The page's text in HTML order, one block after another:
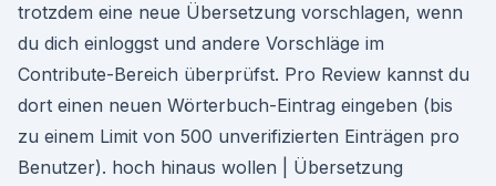
trotzdem eine neue Übersetzung vorschlagen, wenn
du dich einloggst und andere Vorschläge im
Contribute-Bereich überprüfst. Pro Review kannst du
dort einen neuen Wörterbuch-Eintrag eingeben (bis
zu einem Limit von 500 unverifizierten Einträgen pro
Benutzer). hoch hinaus wollen | Übersetzung